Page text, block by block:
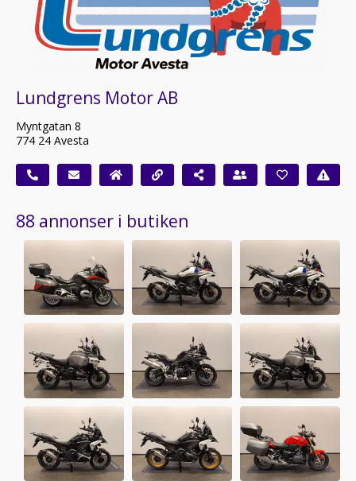
Lundgrens Motor AB
Myntgatan 8
774 24 Avesta
88 annonser i butiken